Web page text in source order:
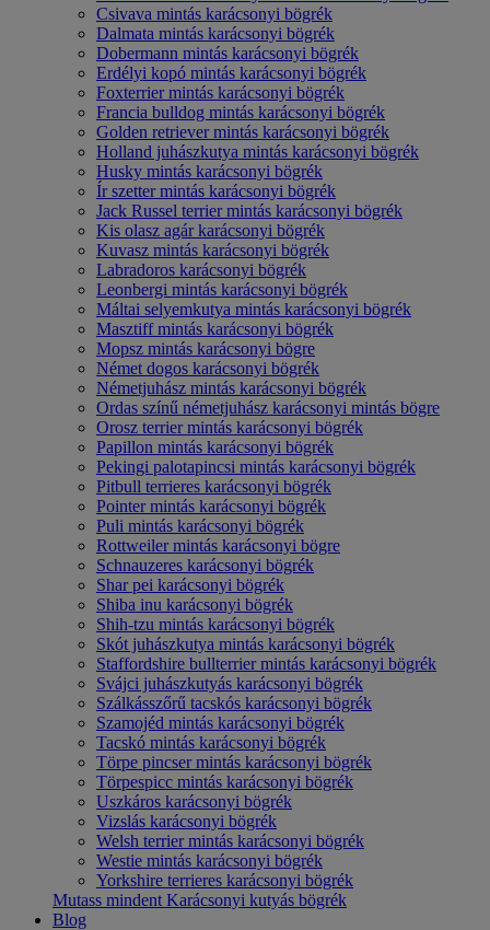
Csivava mintás karácsonyi bögrék
Dalmata mintás karácsonyi bögrék
Dobermann mintás karácsonyi bögrék
Erdélyi kopó mintás karácsonyi bögrék
Foxterrier mintás karácsonyi bögrék
Francia bulldog mintás karácsonyi bögrék
Golden retriever mintás karácsonyi bögrék
Holland juhászkutya mintás karácsonyi bögrék
Husky mintás karácsonyi bögrék
Ír szetter mintás karácsonyi bögrék
Jack Russel terrier mintás karácsonyi bögrék
Kis olasz agár karácsonyi bögrék
Kuvasz mintás karácsonyi bögrék
Labradoros karácsonyi bögrék
Leonbergi mintás karácsonyi bögrék
Máltai selyemkutya mintás karácsonyi bögrék
Masztiff mintás karácsonyi bögrék
Mopsz mintás karácsonyi bögre
Német dogos karácsonyi bögrék
Németjuhász mintás karácsonyi bögrék
Ordas színű németjuhász karácsonyi mintás bögre
Orosz terrier mintás karácsonyi bögrék
Papillon mintás karácsonyi bögrék
Pekingi palotapincsi mintás karácsonyi bögrék
Pitbull terrieres karácsonyi bögrék
Pointer mintás karácsonyi bögrék
Puli mintás karácsonyi bögrék
Rottweiler mintás karácsonyi bögre
Schnauzeres karácsonyi bögrék
Shar pei karácsonyi bögrék
Shiba inu karácsonyi bögrék
Shih-tzu mintás karácsonyi bögrék
Skót juhászkutya mintás karácsonyi bögrék
Staffordshire bullterrier mintás karácsonyi bögrék
Svájci juhászkutyás karácsonyi bögrék
Szálkásszőrű tacskós karácsonyi bögrék
Szamojéd mintás karácsonyi bögrék
Tacskó mintás karácsonyi bögrék
Törpe pincser mintás karácsonyi bögrék
Törpespicc mintás karácsonyi bögrék
Uszkáros karácsonyi bögrék
Vizslás karácsonyi bögrék
Welsh terrier mintás karácsonyi bögrék
Westie mintás karácsonyi bögrék
Yorkshire terrieres karácsonyi bögrék
Mutass mindent Karácsonyi kutyás bögrék
Blog